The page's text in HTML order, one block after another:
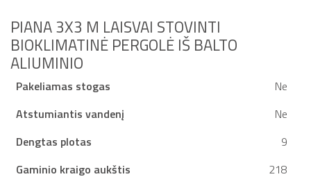
PIANA 3X3 M LAISVAI STOVINTI
BIOKLIMATINĖ PERGOLĖ IŠ BALTO
ALIUMINIO
Pakeliamas stogas
Ne
Atstumiantis vandenį
Ne
Dengtas plotas
9
Gaminio kraigo aukštis
218